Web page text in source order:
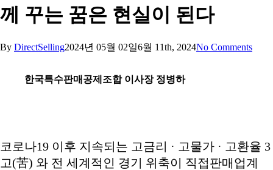
께 꾸는 꿈은 현실이 된다
By DirectSelling2024년 05월 02일6월 11th, 2024No Comments
한국특수판매공제조합 이사장 정병하
코로나19 이후 지속되는 고금리 · 고물가 · 고환율 3
고(苦) 와 전 세계적인 경기 위축이 직접판매업계